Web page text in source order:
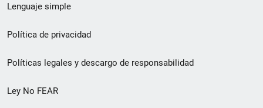
de
pie
de
página
Lenguaje simple
Política de privacidad
Políticas legales y descargo de responsabilidad
Ley No FEAR